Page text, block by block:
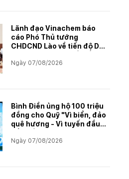
Lãnh đạo Vinachem báo
cáo Phó Thủ tướng
CHDCND Lào về tiến độ Dự
muối mỏ Kali
Ngày 07/08/2026
Bình Điền ủng hộ 100 triệu
đồng cho Quỹ "Vì biển, đảo
quê hương - Vì tuyến đầu
Ngày 07/08/2026